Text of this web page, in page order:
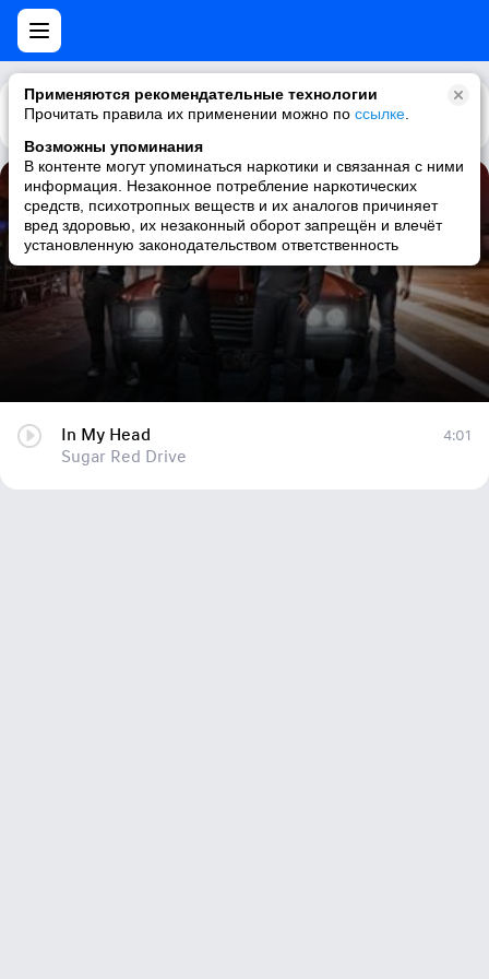
Применяются рекомендательные технологии
Прочитать правила их применении можно по ссылке
Возможны упоминания
В контенте могут упоминаться наркотики и связанная с ними
информация. Незаконное потребление наркотических
средств, психотропных веществ и их аналогов причиняет
вред здоровью, их незаконный оборот запрещён и влечёт
установленную законодательством ответственность
Каталог Рекомендации
In My Head
Sugar Red Drive
In My Head
Sugar Red Drive
4:01